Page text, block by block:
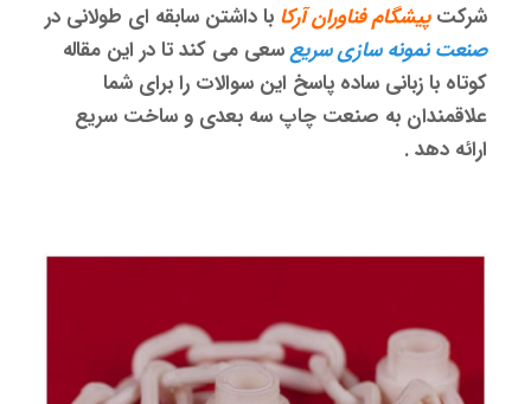
شرکتپیشگام فناوران آرکا با داشتن سابقه ای طولانی در
صنعت نمونه سازی سریعسعی می کند تا در این مقاله
کوتاه با زبانی ساده پاسخ این سوالات را برای شما
علاقمندان به صنعت چاپ سه بعدی و ساخت سریع
ارائه دهد .